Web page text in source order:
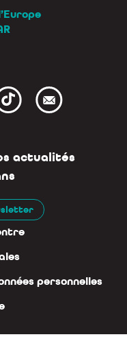
actualités
personnelles